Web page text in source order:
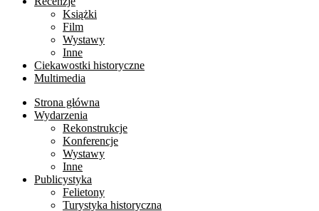
Książki
Film
Wystawy
Inne
Ciekawostki historyczne
Multimedia
Strona główna
Wydarzenia
Rekonstrukcje
Konferencje
Wystawy
Inne
Publicystyka
Felietony
Turystyka historyczna